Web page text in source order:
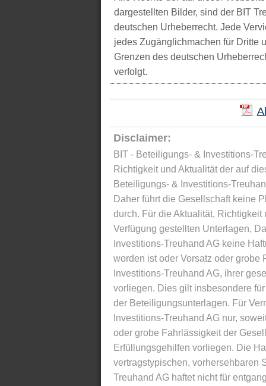
dargestellten Bilder, sind der BIT
deutschen Urheberrecht. Jede
jedes Zugänglichmachen für Dritte
Grenzen des deutschen
verfolgt.
Disclaimer:
BIT - Beteiligungs- & Investitions-
Richtigkeit und Aktualität der auf
Beteiligungs- & Investitions-
Daher führt die Gesellschaft keine
durch. Für die Aktualität,
Verfügung gestellten Unterlagen,
Investitions-Treuhand AG keine
worden ist oder Vorsatz oder
Investitions-Treuhand AG, ihrer
vorliegen. Dies gilt insbesondere
der Beteiligungsunterlagen. Für
Investitions-Treuhand AG nur,
oder grobe Fahrlässigkeit der
Erfüllungsgehilfen vorliegen. Die
vertragstypischen, vorhersehbaren
Treuhand AG haftet nicht für